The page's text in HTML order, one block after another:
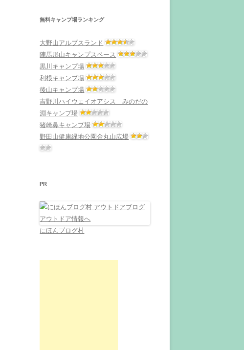
無料キャンプ場ランキング
大野山アルプスランド
陣馬形山キャンプスペース
黒川キャンプ場
利根キャンプ場
後山キャンプ場
吉野川ハイウェイオアシス みのだの
淵キャンプ場
猪崎鼻キャンプ場
野田山健康緑地公園金丸山広場
PR
にほんブログ村